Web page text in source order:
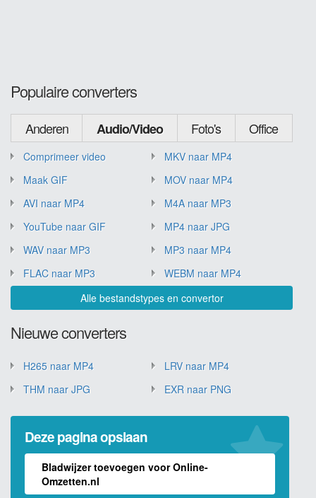
Populaire converters
Anderen Audio/Video Foto's Office
Comprimeer video
MKV naar MP4
Maak GIF
MOV naar MP4
AVI naar MP4
M4A naar MP3
YouTube naar GIF
MP4 naar JPG
WAV naar MP3
MP3 naar MP4
FLAC naar MP3
WEBM naar MP4
Alle bestandstypes en convertor
Nieuwe converters
H265 naar MP4
LRV naar MP4
THM naar JPG
EXR naar PNG
Deze pagina opslaan
Bladwijzer toevoegen voor Online-
Omzetten.nl